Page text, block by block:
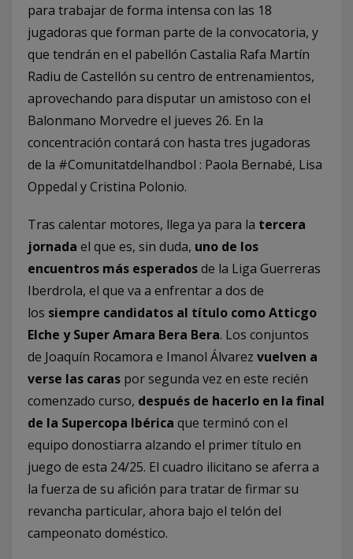
para trabajar de forma intensa con las 18
jugadoras que forman parte de la convocatoria, y
que tendrán en el pabellón Castalia Rafa Martín
Radiu de Castellón su centro de entrenamientos,
aprovechando para disputar un amistoso con el
Balonmano Morvedre el jueves 26. En la
concentración contará con hasta tres jugadoras
de la #Comunitatdelhandbol : Paola Bernabé, Lisa
Oppedal y Cristina Polonio.
Tras calentar motores, llega ya para la tercera
jornada el que es, sin duda, uno de los
encuentros más esperadosde la Liga Guerreras
Iberdrola, el que va a enfrentar a dos de
los siempre candidatos al título como Atticgo
Elche y Super Amara Bera Bera. Los conjuntos
de Joaquín Rocamora e Imanol Álvarez vuelven a
verse las caras por segunda vez en este recién
comenzado curso, después de hacerlo en la final
de la Supercopa Ibérica que terminó con el
equipo donostiarra alzando el primer título en
juego de esta 24/25. El cuadro ilicitano se aferra a
la fuerza de su afición para tratar de firmar su
revancha particular, ahora bajo el telón del
campeonato doméstico.